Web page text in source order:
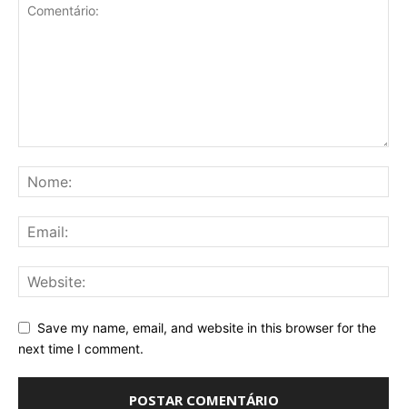
Save my name, email, and website in this browser for the
next time I comment.